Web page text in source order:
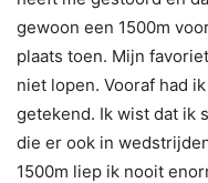
gewoon een 1500m
plaats toen. Mijn
niet lopen. Vooraf had
getekend. Ik wist dat ik
die er ook in
1500m liep ik nooit